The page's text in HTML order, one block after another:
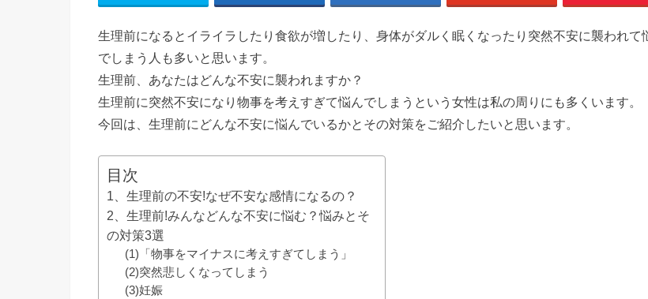
生理前になるとイライラしたり食欲が増したり、身体がダルく眠くなったり突然不安に襲われて
でしまう人も多いと思います。
生理前、あなたはどんな不安に襲われますか？
生理前に突然不安になり物事を考えすぎて悩んでしまうという女性は私の周りにも多くいます。
今回は、生理前にどんな不安に悩んでいるかとその対策をご紹介したいと思います。
目次
1、生理前の不安!なぜ不安な感情になるの？
2、生理前!みんなどんな不安に悩む？悩みとそ
の対策3選
(1)「物事をマイナスに考えすぎてしまう」
(2)突然悲しくなってしまう
(3)妊娠